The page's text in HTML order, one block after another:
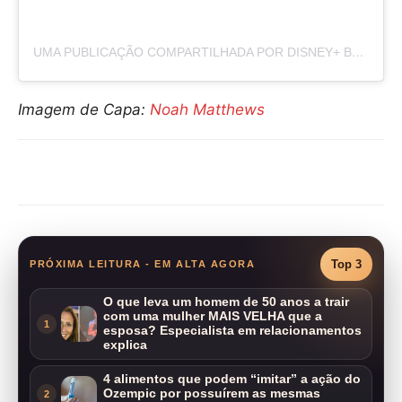
UMA PUBLICAÇÃO COMPARTILHADA POR DISNEY+ BRASIL (@DISNEYPLUSBR)
Imagem de Capa: Noah Matthews
PRÓXIMA LEITURA - EM ALTA AGORA Top 3
1
O que leva um homem de 50 anos a trair
com uma mulher MAIS VELHA que a
esposa? Especialista em relacionamentos
explica
2
4 alimentos que podem “imitar” a ação do
Ozempic por possuírem as mesmas